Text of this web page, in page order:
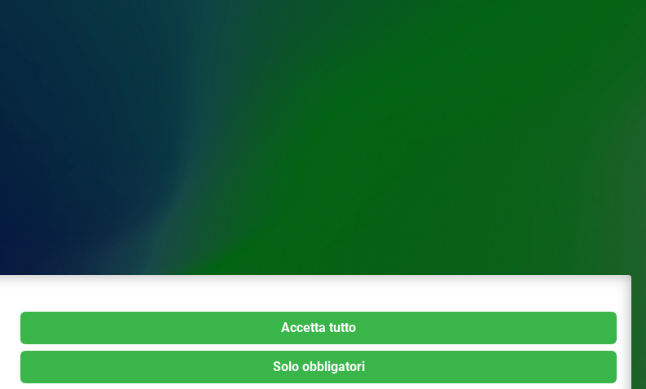
Accetta tutto
Solo obbligatori